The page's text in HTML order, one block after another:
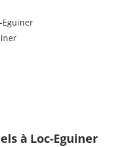
Eguiner
à Loc-Eguiner